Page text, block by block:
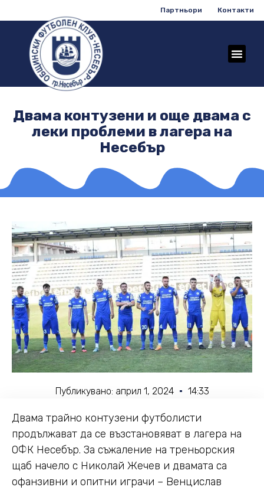
Партньори Контакти
Двама контузени и още двама с
леки проблеми в лагера на
Несебър
Публикувано: април 1, 2024 14:33
Двама трайно контузени футболисти
продължават да се възстановяват в лагера на
ОФК Несебър. За съжаление на треньорския
щаб начело с Николай Жечев и двамата са
офанзивни и опитни играчи – Венцислав